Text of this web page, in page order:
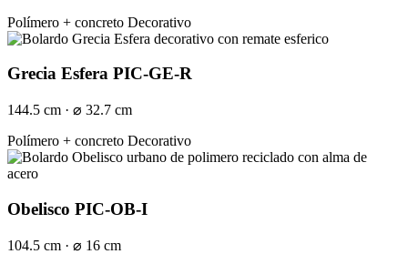
Polímero + concreto Decorativo
Grecia Esfera PIC-GE-R
144.5 cm · ⌀ 32.7 cm
Polímero + concreto Decorativo
Obelisco PIC-OB-I
104.5 cm · ⌀ 16 cm